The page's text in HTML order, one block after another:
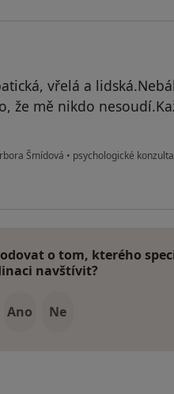
vřelá a
že mě nikdo
Šmídová • psychologické
o tom, kterého
navštívit?
Ano Ne